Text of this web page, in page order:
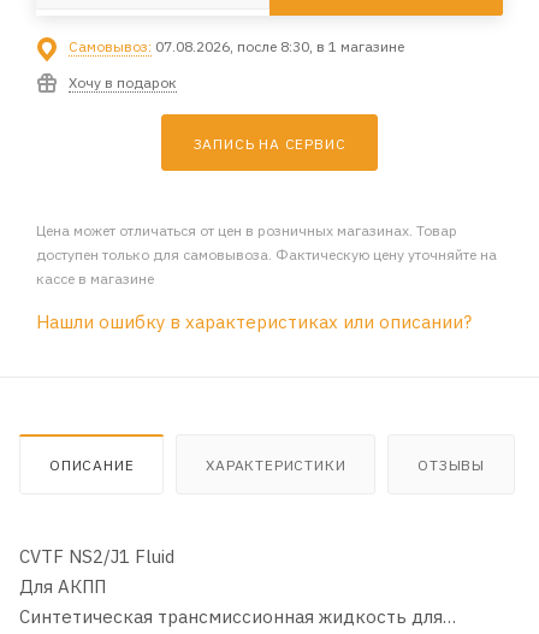
Самовывоз: 07.08.2026, после 8:30, в 1 магазине
Хочу в подарок
ЗАПИСЬ НА СЕРВИС
Цена может отличаться от цен в розничных магазинах. Товар
доступен только для самовывоза. Фактическую цену уточняйте на
кассе в магазине
Нашли ошибку в характеристиках или описании?
ОПИСАНИЕ ХАРАКТЕРИСТИКИ ОТЗЫВЫ
CVTF NS2/J1 Fluid
Для АКПП
Синтетическая трансмиссионная жидкость для